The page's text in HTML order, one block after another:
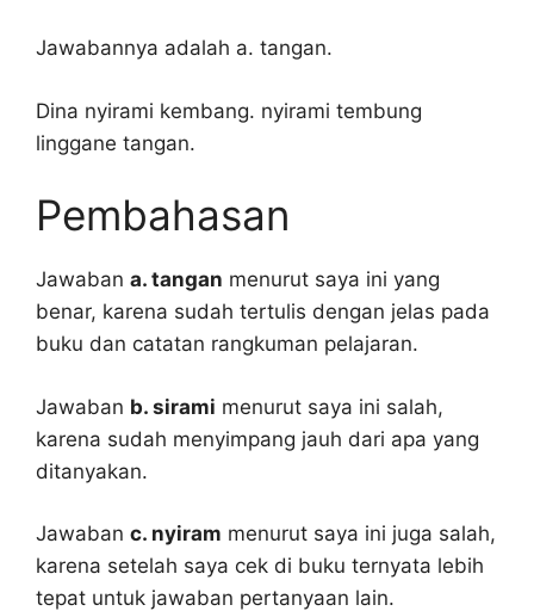
Jawabannya adalah a. tangan.
Dina nyirami kembang. nyirami tembung
linggane tangan.
Pembahasan
Jawaban a. tangan menurut saya ini yang
benar, karena sudah tertulis dengan jelas pada
buku dan catatan rangkuman pelajaran.
Jawaban b. sirami menurut saya ini salah,
karena sudah menyimpang jauh dari apa yang
ditanyakan.
Jawaban c. nyiram menurut saya ini juga salah,
karena setelah saya cek di buku ternyata lebih
tepat untuk jawaban pertanyaan lain.